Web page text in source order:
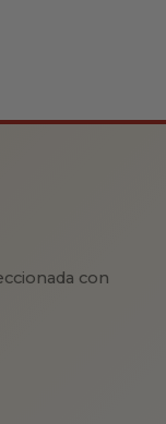
con